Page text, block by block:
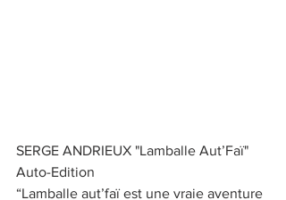
SERGE ANDRIEUX "Lamballe Aut’Faï"
Auto-Edition
“Lamballe aut’faï est une vraie aventure